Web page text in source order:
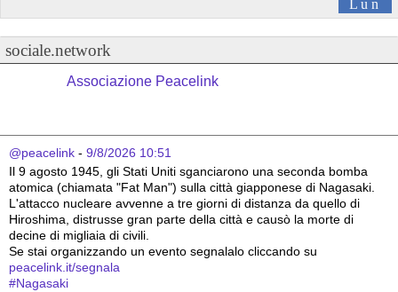
Lun
sociale.network
Associazione Peacelink
@peacelink - 9/8/2026 10:51
Il 9 agosto 1945, gli Stati Uniti sganciarono una seconda bomba
atomica (chiamata "Fat Man") sulla città giapponese di Nagasaki.
L'attacco nucleare avvenne a tre giorni di distanza da quello di
Hiroshima, distrusse gran parte della città e causò la morte di
decine di migliaia di civili.
peacelink.it/segnala
#Nagasaki